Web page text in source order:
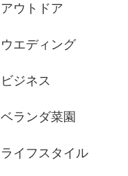
アウトドア
ウエディング
ビジネス
ベランダ菜園
ライフスタイル